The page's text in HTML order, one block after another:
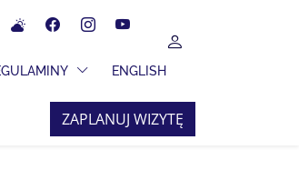
MENU ROZWIJANEPRZEŁĄCZ MENU ROZWIJANE
ENGLISH
ZAPLANUJ WIZYTĘ
MeteoFacebookInstagramYouTube